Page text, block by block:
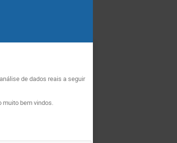
de dados reais a seguir
muito bem vindos.